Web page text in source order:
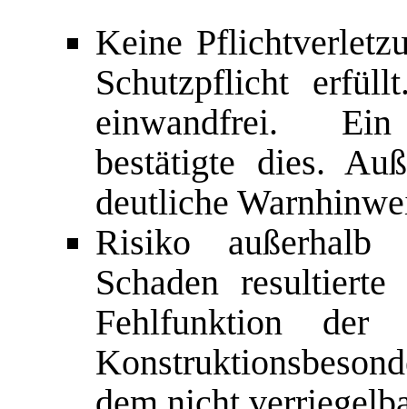
Keine
Schutzpflicht
einwandfrei. Ein
bestätigte dies.
deutliche
Risiko außerhalb
Schaden
Fehlfunktion